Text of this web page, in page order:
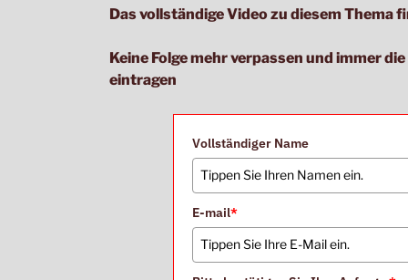
Das vollständige Video zu diesem Thema
Keine Folge mehr verpassen und immer
eintragen
Vollständiger Name
E-mail*